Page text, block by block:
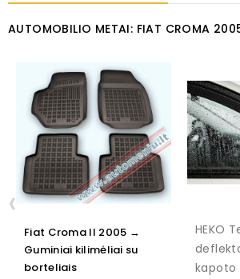
AUTOMOBILIO METAI: FIAT CROMA
Fiat Croma II 2005 →
Guminiai kilimėliai su
borteliais
HEKO
kapoto
‹